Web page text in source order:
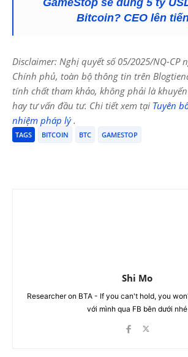
Bitcoin? CEO lên
Disclaimer: Nghị quyết số 05/2025/NQ-CP
Chính phủ, toàn bộ thông tin trên
tính chất tham khảo, không phải là
hay tư vấn đầu tư. Chi tiết xem tại Tuyên
nhiệm pháp lý.
TAGS BITCOIN BTC GAMESTOP
Shi Mo
Researcher on BTA - If you can't hold, you
với mình qua FB bên dưới nhé